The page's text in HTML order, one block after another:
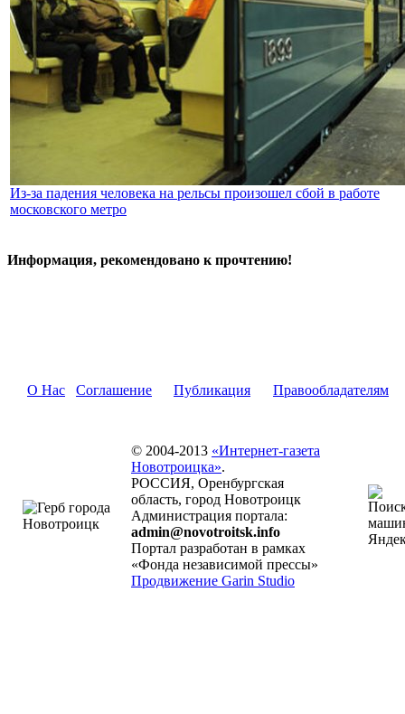
Из-за падения человека на рельсы произошел сбой в работе
московского метро
Информация, рекомендовано к прочтению!
О Нас Соглашение Публикация Правообладателям
© 2004-2013 «Интернет-газета
Новотроицка».
РОССИЯ, Оренбургская
область, город Новотроицк
Администрация портала:
admin@novotroitsk.info
Портал разработан в рамках
«Фонда независимой прессы»
Продвижение Garin Studio